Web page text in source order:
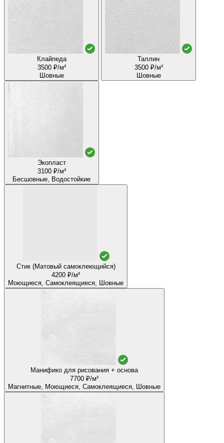
Клайпеда
3500 ₽/м²
Шовные
Таллин
3500 ₽/м²
Шовные
Экопласт
3100 ₽/м²
Бесшовные, Водостойкие
Стик (Матовый самоклеющийся)
4200 ₽/м²
Моющиеся, Самоклеящиеся, Шовные
Манифико для рисования + основа
7700 ₽/м²
Магнитные, Моющиеся, Самоклеящиеся, Шовные